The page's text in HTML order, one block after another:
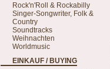
Rock'n'Roll & Rockabilly
Singer-Songwriter, Folk &
Country
Soundtracks
Weihnachten
Worldmusic
EINKAUF / BUYING